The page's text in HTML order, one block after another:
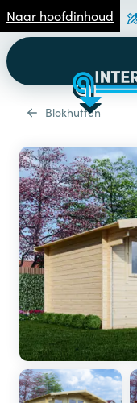
Naar hoofdinhoud
Blokhutten